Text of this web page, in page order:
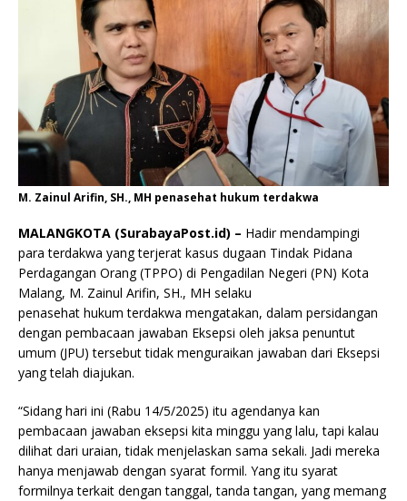
M. Zainul Arifin, SH., MH penasehat hukum terdakwa
MALANGKOTA (SurabayaPost.id) – Hadir mendampingi
para terdakwa yang terjerat kasus dugaan Tindak Pidana
Perdagangan Orang (TPPO) di Pengadilan Negeri (PN) Kota
Malang, M. Zainul Arifin, SH., MH selaku
penasehat hukum terdakwa mengatakan, dalam persidangan
dengan pembacaan jawaban Eksepsi oleh jaksa penuntut
umum (JPU) tersebut tidak menguraikan jawaban dari Eksepsi
yang telah diajukan.
“Sidang hari ini (Rabu 14/5/2025) itu agendanya kan
pembacaan jawaban eksepsi kita minggu yang lalu, tapi kalau
dilihat dari uraian, tidak menjelaskan sama sekali. Jadi mereka
hanya menjawab dengan syarat formil. Yang itu syarat
formilnya terkait dengan tanggal, tanda tangan, yang memang